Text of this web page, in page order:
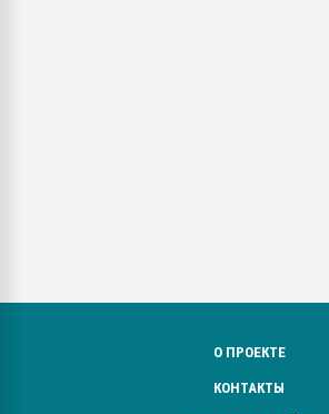
О ПРОЕКТЕ
КОНТАКТЫ